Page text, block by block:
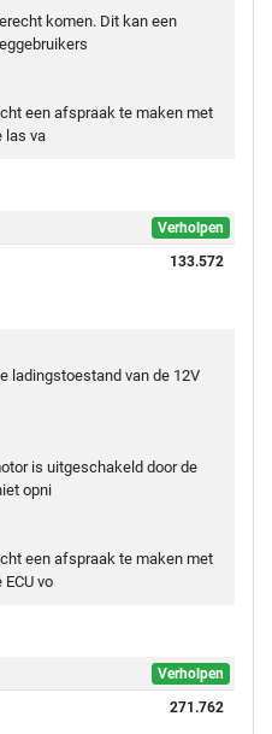
komen. Dit kan een
een afspraak te maken met
las va
Verholpen
133.572
ladingstoestand van de 12V
is uitgeschakeld door de
opni
een afspraak te maken met
vo
Verholpen
271.762